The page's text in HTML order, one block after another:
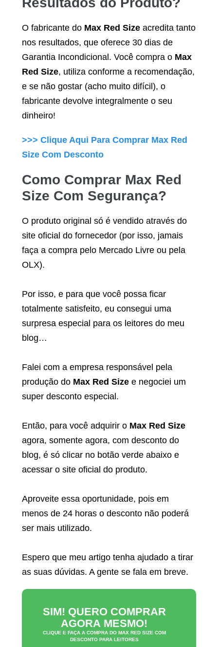
O fabricante do Max Red Size acredita tanto
nos resultados, que oferece 30 dias de
Garantia Incondicional. Você compra o Max
Red Size, utiliza conforme a recomendação,
e se não gostar (acho muito difícil), o
fabricante devolve integralmente o seu
dinheiro!
>>> Clique Aqui Para Comprar Max Red
Size Com Desconto
Como Comprar Max Red
Size Com Segurança?
O produto original só é vendido através do
site oficial do fornecedor (por isso, jamais
faça a compra pelo Mercado Livre ou pela
OLX).
Por isso, e para que você possa ficar
totalmente satisfeito, eu consegui uma
surpresa especial para os leitores do meu
blog…
Falei com a empresa responsável pela
produção do Max Red Size e negociei um
super desconto especial.
Então, para você adquirir o Max Red Size
agora, somente agora, com desconto do
blog, é só clicar no botão verde abaixo e
acessar o site oficial do produto.
Aproveite essa oportunidade, pois em
menos de 24 horas o desconto não poderá
ser mais utilizado.
Espero que meu artigo tenha ajudado a tirar
as suas dúvidas. A gente se fala em breve.
SIM! QUERO COMPRAR
AGORA MESMO!
CLIQUE E FAÇA A COMPRA DO MAX RED SIZE COM
DESCONTO PARA LEITORES